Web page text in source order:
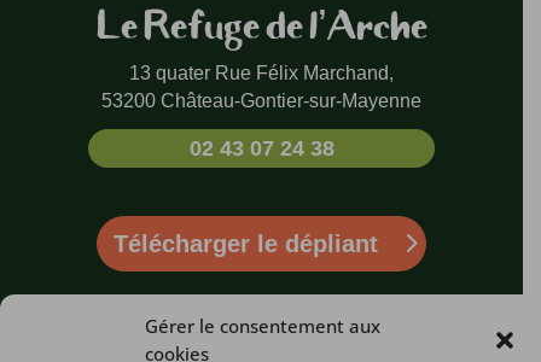
Gérer le consentement aux
cookies
Le Refuge de l’Arche
13 quater Rue Félix Marchand,
53200 Château-Gontier-sur-Mayenne
02 43 07 24 38
Télécharger le dépliant
LES INFOS LIENS UTILES